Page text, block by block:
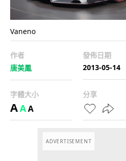
Vaneno
作者
唐美鳳
發佈日期
2013-05-14
字體大小
AAA
分享
ADVERTISEMENT